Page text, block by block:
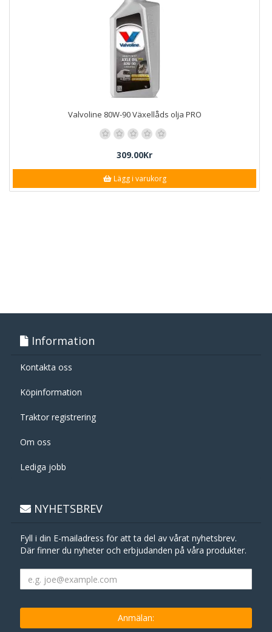
Valvoline 80W-90 Växellåds olja PRO
309.00Kr
Lägg i varukorg
Information
Kontakta oss
Köpinformation
Traktor registrering
Om oss
Lediga jobb
NYHETSBREV
Fyll i din E-mailadress för att ta del av vårat nyhetsbrev.
Där finner du nyheter och erbjudanden på våra produkter.